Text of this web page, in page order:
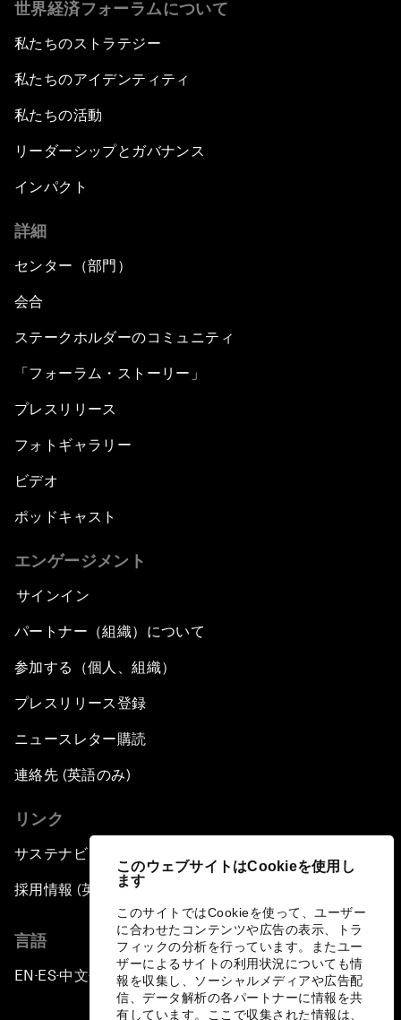
このウェブサイトはCookieを使用し
ます
このサイトではCookieを使って、ユーザー
に合わせたコンテンツや広告の表示、トラ
フィックの分析を行っています。またユー
ザーによるサイトの利用状況についても情
報を収集し、ソーシャルメディアや広告配
信、データ解析の各パートナーに情報を共
有しています。ここで収集された情報は、
世界経済フォーラムについて
私たちのストラテジー
私たちのアイデンティティ
私たちの活動
リーダーシップとガバナンス
インパクト
詳細
センター（部門）
会合
ステークホルダーのコミュニティ
「フォーラム・ストーリー」
プレスリリース
フォトギャラリー
ビデオ
ポッドキャスト
エンゲージメント
サインイン
パートナー（組織）について
参加する（個人、組織）
プレスリリース登録
ニュースレター購読
連絡先 (英語のみ)
リンク
サステナビリティへの取り組み
採用情報 (英語のみ)
言語
EN ▪ ES▪中文▪ 日本語